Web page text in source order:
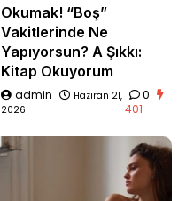
Okumak! “Boş”
Vakitlerinde Ne
Yapıyorsun? A Şıkkı:
Kitap Okuyorum
admin
Haziran 21,
2026
0
401